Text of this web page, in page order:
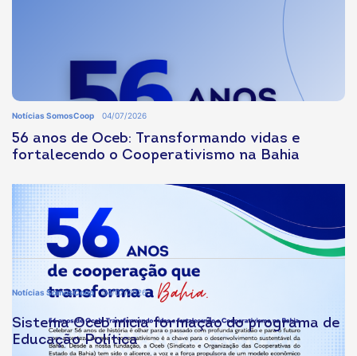
56 anos de Oceb: Transformando vidas e
fortalecendo o Cooperativismo na Bahia
Notícias SomosCoop 04/07/2026
Sistema Oceb inicia formação do programa de
Educação Política
Notícias SomosCoop 04/07/2026